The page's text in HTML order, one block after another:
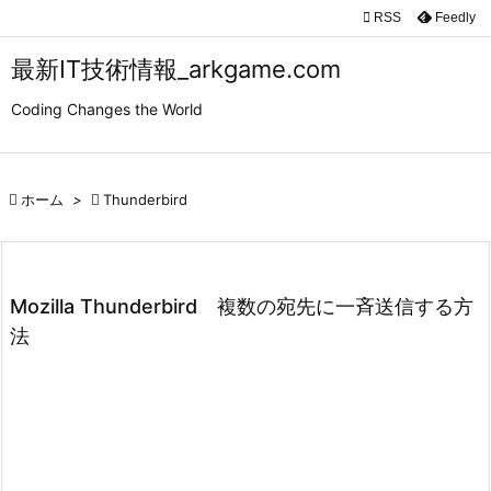
最新IT技術情報_arkgame.com
Coding Changes the World


検索
 RSS Feedly
 ホーム >  Thunderbird
Mozilla Thunderbird 複数の宛先に一斉送信する方
法